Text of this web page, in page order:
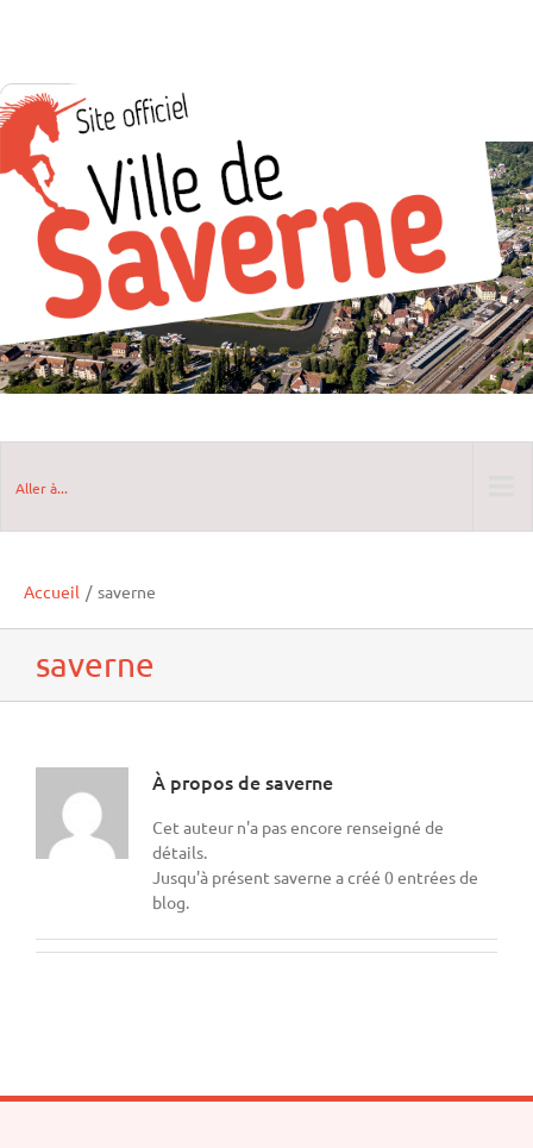
Aller à...
Accueil / saverne
saverne
À propos desaverne
Cet auteur n'a pas encore renseigné de
détails.
Jusqu'à présent saverne a créé 0 entrées de
blog.